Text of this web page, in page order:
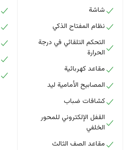
شاشة
نظام المفتاح الذكي
التحكم التلقائي في درجة
الحرارة
مقاعد كهربائية
المصابيح الأمامية ليد
كشافات ضباب
القفل الإلكتروني للمحور
الخلفي
مقاعد الصف الثالث